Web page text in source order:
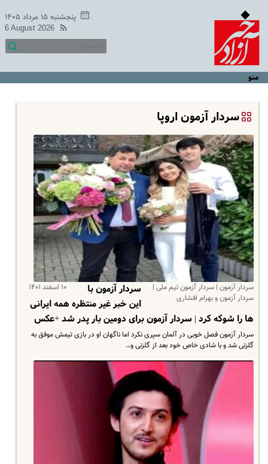
پنجشنبه ۱۵ مرداد ۱۴۰۵
6 August 2026
منو
سردار آزمون اروپا
سردار آزمون | سردار آزمون تیم ملی |
سردار آزمون و بهرام افشاری
۱۰ اسفند ۱۴۰۱
سردار آزمون با
این خبر غیر منتظره همه ایرانی
ها را شوکه کرد | سردار آزمون برای دومین بار پدر شد +عکس
سردار آزمون فصل خوبی در آلمان سپری نکرد اما ناگهان او در بازی تیمش موفق به
گلزنی شد و با شادی خاص خود بعد از گلزنی و…